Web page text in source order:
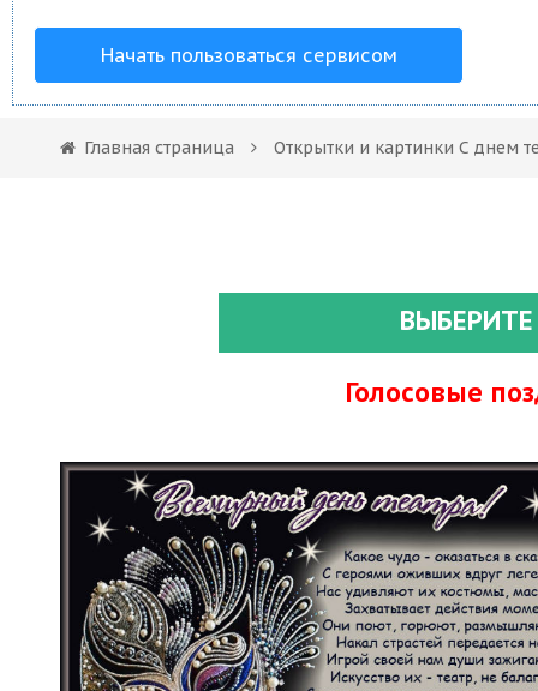
Начать пользоваться сервисом
Главная страница Открытки и картинки С днем
Голосовые